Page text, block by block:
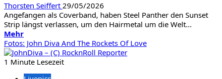
Thorsten Seiffert 29/05/2026
Angefangen als Coverband, haben Steel Panther den Sunset
Strip längst verlassen, um den Hairmetal um die Welt...
MehrMehr
Informationen
über
Fotos:
Fotos: John Diva And The Rockets Of Love
1 Minute Lesezeit